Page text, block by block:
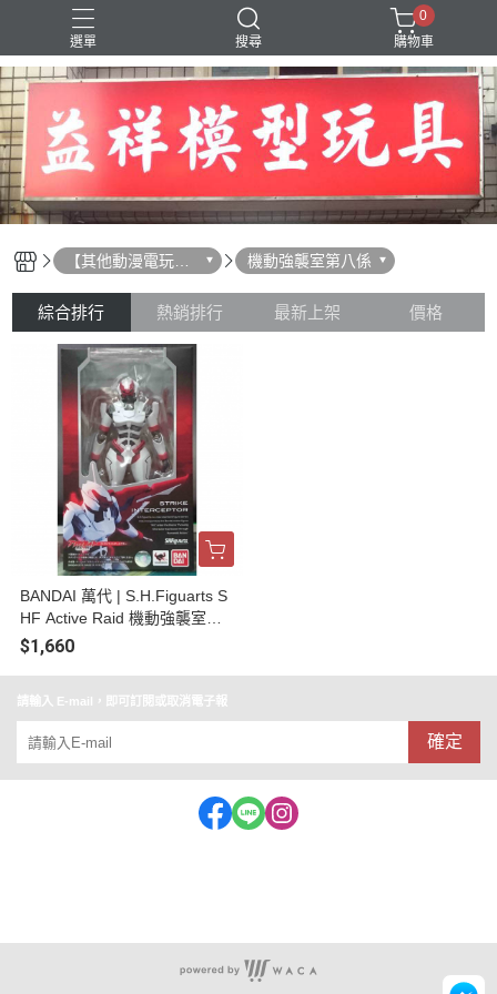
選單 搜尋
SD 三國創傑傳
0
購物車
【其他動漫電玩相
關】
機動強襲室第八係
綜合排行 熱銷排行 最新上架 價格
BANDAI 萬代 | S.H.Figuarts S
HF Active Raid 機動強襲室第
八係 | 突擊攔截 | 全新未拆
$1,660
請輸入 E-mail，即可訂閱或取消電子報
確定